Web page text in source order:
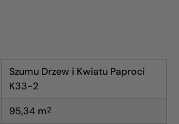
Szumu Drzew i Kwiatu Paproci
K33-2
95,34 m2